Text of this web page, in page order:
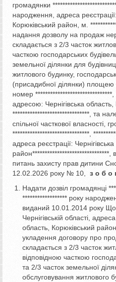
громадянки
народження, адреса реєстрації:
Корюківський район, м.
надання дозволу на продаж
складається з 2/3 часток
часткою господарських
земельної ділянки для
житлового будинку,
(присадибної ділянки) площею
номер
адресою: Чернігівська
*******************************, та
спільної часткової власності,
*******************************,
адреса реєстрації:
район*******************************,
питань захисту прав дитини
12.02.2026 року № 10, з о б о
Надати дозвіл громадянці
****************** року
виданий 10.01.2014 року
Чернігівській області,
область, Корюківський
укладення договору про
складається з 2/3 часток
відповідною часткою
та 2/3 часток земельної
обслуговування житлового